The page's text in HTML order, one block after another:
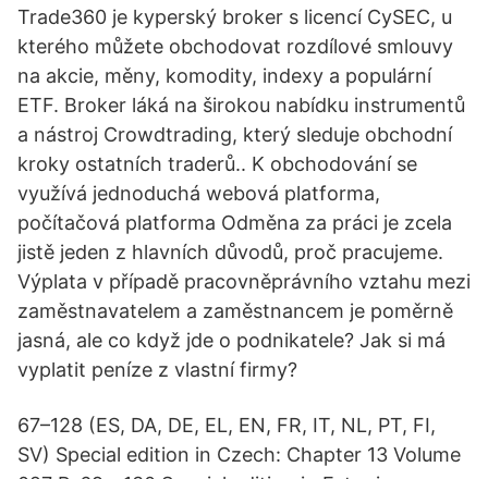
Trade360 je kyperský broker s licencí CySEC, u
kterého můžete obchodovat rozdílové smlouvy
na akcie, měny, komodity, indexy a populární
ETF. Broker láká na širokou nabídku instrumentů
a nástroj Crowdtrading, který sleduje obchodní
kroky ostatních traderů.. K obchodování se
využívá jednoduchá webová platforma,
počítačová platforma Odměna za práci je zcela
jistě jeden z hlavních důvodů, proč pracujeme.
Výplata v případě pracovněprávního vztahu mezi
zaměstnavatelem a zaměstnancem je poměrně
jasná, ale co když jde o podnikatele? Jak si má
vyplatit peníze z vlastní firmy?
67–128 (ES, DA, DE, EL, EN, FR, IT, NL, PT, FI,
SV) Special edition in Czech: Chapter 13 Volume